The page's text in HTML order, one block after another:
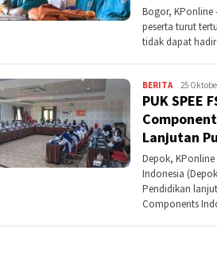
Bogor, KPonline
peserta turut
tidak dapat hadir
BERITAadmin
25
PUK SPEE
Lanjutan
Depok, KPonline
Indonesia
Pendidikan
Components